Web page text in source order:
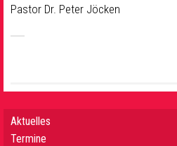
Pastor Dr. Peter Jöcken
Aktuelles
Termine